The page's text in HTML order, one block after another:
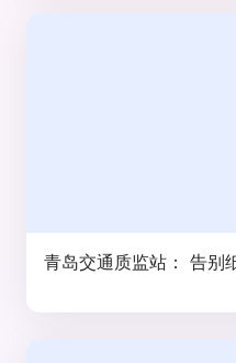
青岛交通质监站： 告别